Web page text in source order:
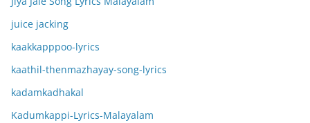
juice jacking
kaakkapppoo-lyrics
kaathil-thenmazhayay-song-lyrics
kadamkadhakal
Kadumkappi-Lyrics-Malayalam